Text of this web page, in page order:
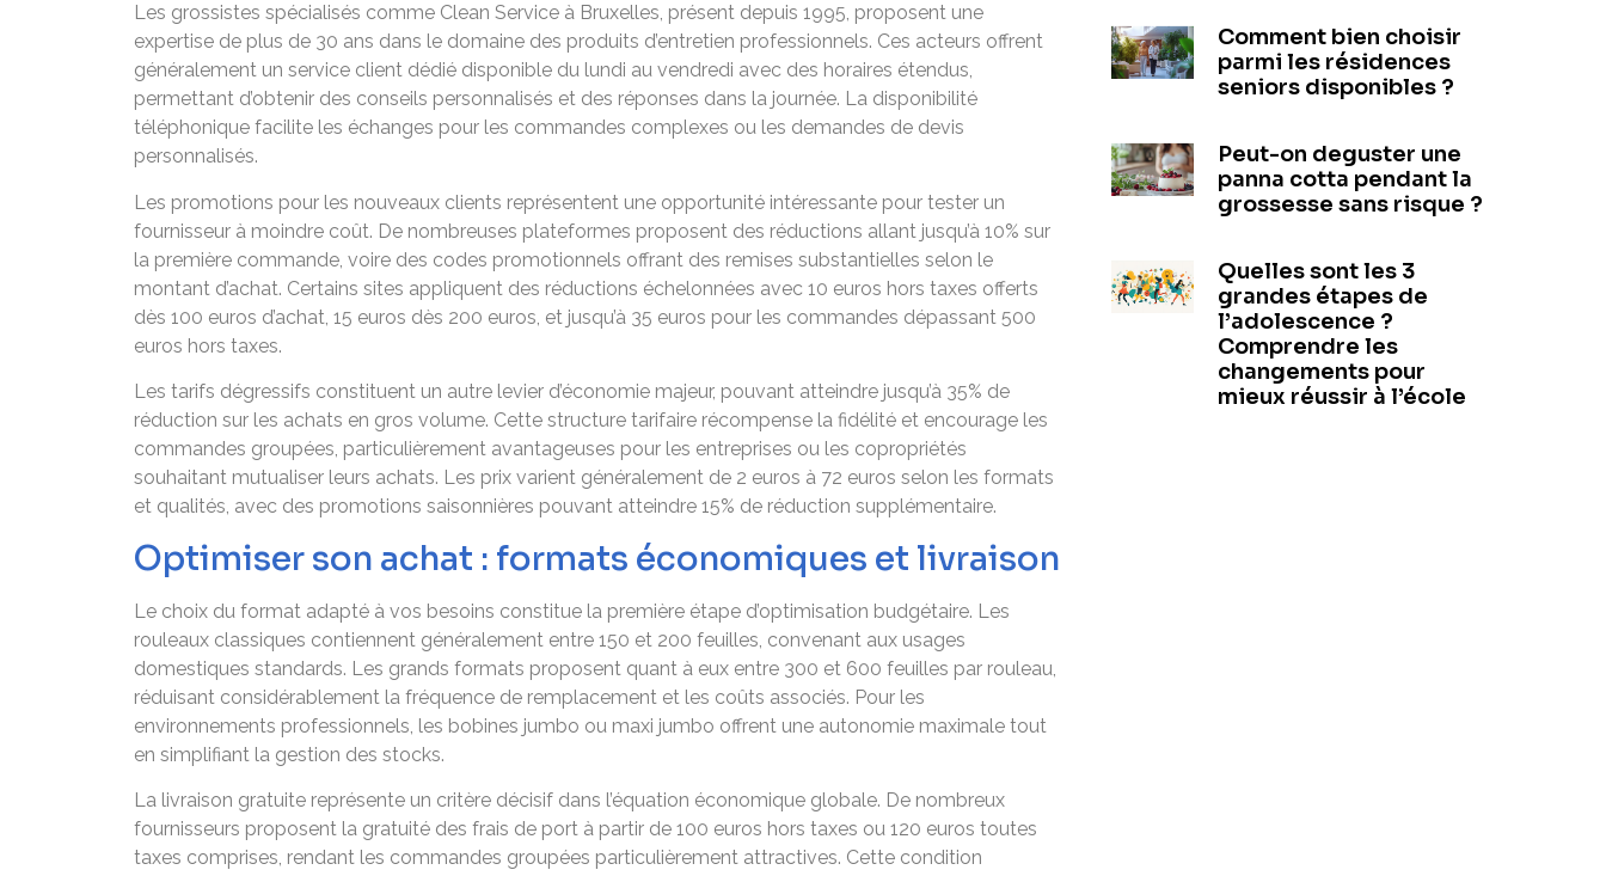
Les grossistes spécialisés comme Clean Service à Bruxelles, présent depuis 1995, proposent une
expertise de plus de 30 ans dans le domaine des produits d’entretien professionnels. Ces acteurs offrent
généralement un service client dédié disponible du lundi au vendredi avec des horaires étendus,
permettant d’obtenir des conseils personnalisés et des réponses dans la journée. La disponibilité
téléphonique facilite les échanges pour les commandes complexes ou les demandes de devis
personnalisés.
Les promotions pour les nouveaux clients représentent une opportunité intéressante pour tester un
fournisseur à moindre coût. De nombreuses plateformes proposent des réductions allant jusqu’à 10% sur
la première commande, voire des codes promotionnels offrant des remises substantielles selon le
montant d’achat. Certains sites appliquent des réductions échelonnées avec 10 euros hors taxes offerts
dès 100 euros d’achat, 15 euros dès 200 euros, et jusqu’à 35 euros pour les commandes dépassant 500
euros hors taxes.
Les tarifs dégressifs constituent un autre levier d’économie majeur, pouvant atteindre jusqu’à 35% de
réduction sur les achats en gros volume. Cette structure tarifaire récompense la fidélité et encourage les
commandes groupées, particulièrement avantageuses pour les entreprises ou les copropriétés
souhaitant mutualiser leurs achats. Les prix varient généralement de 2 euros à 72 euros selon les formats
et qualités, avec des promotions saisonnières pouvant atteindre 15% de réduction supplémentaire.
Optimiser son achat : formats économiques et livraison
Le choix du format adapté à vos besoins constitue la première étape d’optimisation budgétaire. Les
rouleaux classiques contiennent généralement entre 150 et 200 feuilles, convenant aux usages
domestiques standards. Les grands formats proposent quant à eux entre 300 et 600 feuilles par rouleau,
réduisant considérablement la fréquence de remplacement et les coûts associés. Pour les
environnements professionnels, les bobines jumbo ou maxi jumbo offrent une autonomie maximale tout
en simplifiant la gestion des stocks.
La livraison gratuite représente un critère décisif dans l’équation économique globale. De nombreux
fournisseurs proposent la gratuité des frais de port à partir de 100 euros hors taxes ou 120 euros toutes
taxes comprises, rendant les commandes groupées particulièrement attractives. Cette condition
Comment bien choisir
parmi les résidences
seniors disponibles ?
Peut-on deguster une
panna cotta pendant la
grossesse sans risque ?
Quelles sont les 3
grandes étapes de
l’adolescence ?
Comprendre les
changements pour
mieux réussir à l’école